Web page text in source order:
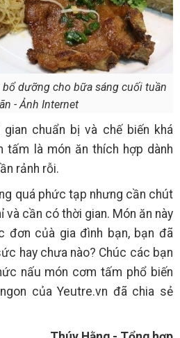
dưỡng cho bữa sáng cuối tuần
- Ảnh Internet
chuẩn bị và chế biến khá
tấm là món ăn thích hợp dành
rảnh rỗi.
quá phức tạp nhưng cần chút
và cần có thời gian. Món ăn này
đơn củà gia đình bạn, bạn đã
hay chưa nào? Chúc các bạn
nấu món cơm tấm phổ biến
của Yeutre.vn đã chia sẻ